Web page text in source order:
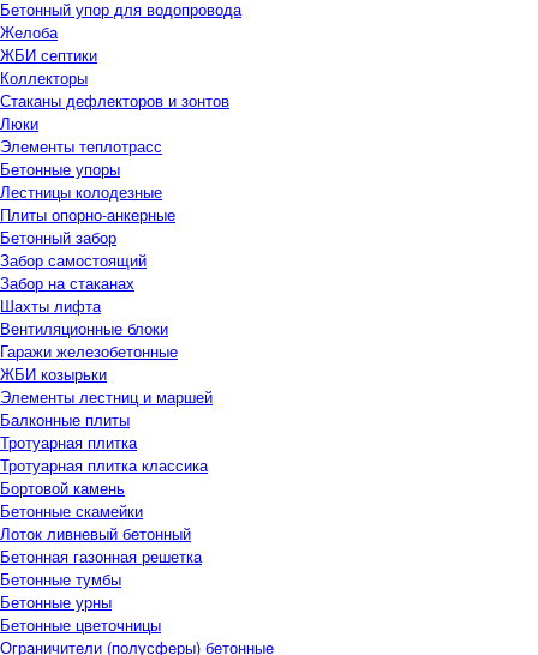
Бетонный упор для водопровода
Желоба
ЖБИ септики
Коллекторы
Стаканы дефлекторов и зонтов
Люки
Элементы теплотрасс
Бетонные упоры
Лестницы колодезные
Плиты опорно-анкерные
Бетонный забор
Забор самостоящий
Забор на стаканах
Шахты лифта
Вентиляционные блоки
Гаражи железобетонные
ЖБИ козырьки
Элементы лестниц и маршей
Балконные плиты
Тротуарная плитка
Тротуарная плитка классика
Бортовой камень
Бетонные скамейки
Лоток ливневый бетонный
Бетонная газонная решетка
Бетонные тумбы
Бетонные урны
Бетонные цветочницы
Ограничители (полусферы) бетонные